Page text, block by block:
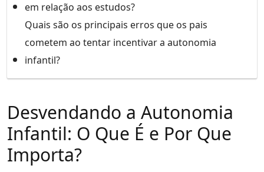
em relação aos estudos?
Quais são os principais erros que os pais
cometem ao tentar incentivar a autonomia
infantil?
Desvendando a Autonomia
Infantil: O Que É e Por Que
Importa?